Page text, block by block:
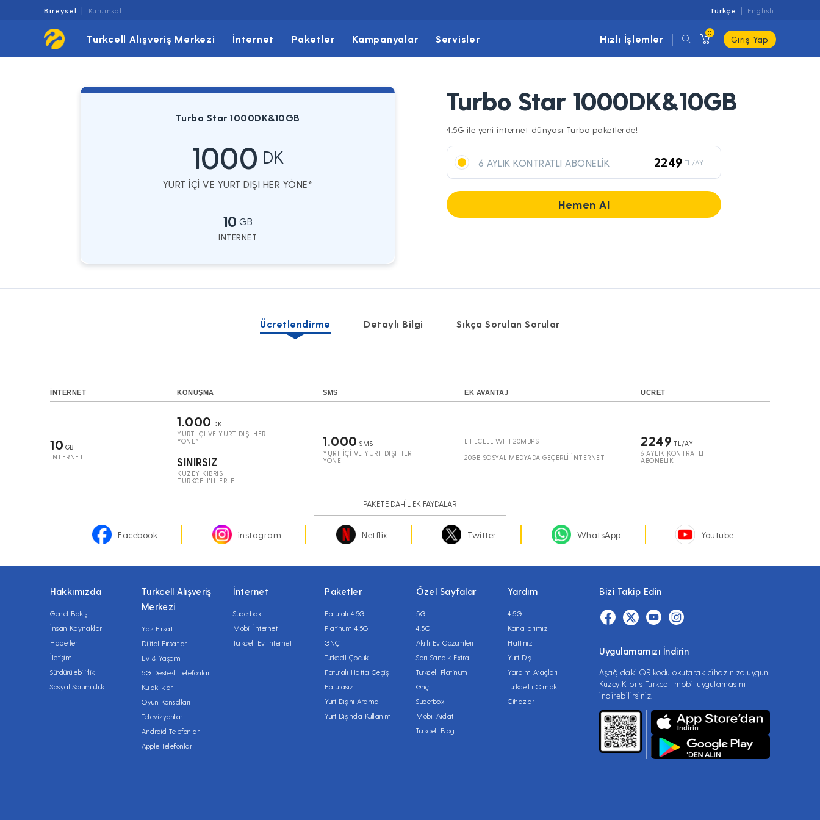
Bireysel Kurumsal Türkçe English
Turkcell Alışveriş Merkezi İnternet Paketler Kampanyalar Servisler Hızlı İşlemler
0
Giriş Yap
Turbo Star 1000DK&10GB
4.5G ile yeni internet dünyası Turbo paketlerde!
6 AYLIK KONTRATLI ABONELİK 2249 TL/AY
Hemen Al
Turbo Star 1000DK&10GB
1000 DK
YURT İÇİ VE YURT DIŞI HER YÖNE*
10 GB
INTERNET
Ücretlendirme Detaylı Bilgi Sıkça Sorulan Sorular
İNTERNET KONUŞMA SMS EK AVANTAJ ÜCRET
10 GB
INTERNET
1.000 DK
YURT İÇİ VE YURT DIŞI HER
YÖNE*
SINIRSIZ
KUZEY KIBRIS
TURKCELL'LİLERLE
1.000 SMS
YURT İÇİ VE YURT DIŞI HER
YÖNE
LIFECELL WİFİ 20MBPS
20GB SOSYAL MEDYADA GEÇERLİ İNTERNET
2249 TL/AY
6 AYLIK KONTRATLI
ABONELİK
PAKETE DAHİL EK FAYDALAR
Facebook instagram Netflix Twitter WhatsApp Youtube
Hakkımızda
Genel Bakış
İnsan Kaynakları
Haberler
İletişim
Sürdürülebilirlik
Sosyal Sorumluluk
Turkcell Alışveriş
Merkezi
Yaz Fırsatı
Dijital Fırsatlar
Ev & Yaşam
5G Destekli Telefonlar
Kulaklıklar
Oyun Konsolları
Televizyonlar
Android Telefonlar
Apple Telefonlar
İnternet
Superbox
Mobil İnternet
Turkcell Ev İnterneti
Paketler
Faturalı 4.5G
Platinum 4.5G
GNÇ
Turkcell Çocuk
Faturalı Hatta Geçiş
Faturasız
Yurt Dışını Arama
Yurt Dışında Kullanım
Özel Sayfalar
5G
4.5G
Akıllı Ev Çözümleri
Sarı Sandık Extra
Turkcell Platinum
Gnç
Superbox
Mobil Aidat
Turkcell Blog
Yardım
4.5G
Kanallarımız
Hattınız
Yurt Dışı
Yardım Araçları
Turkcell'li Olmak
Cihazlar
Bizi Takip Edin
Uygulamamızı İndirin
Aşağıdaki QR kodu okutarak cihazınıza uygun
Kuzey Kıbrıs Turkcell mobil uygulamasını
indirebilirsiniz.